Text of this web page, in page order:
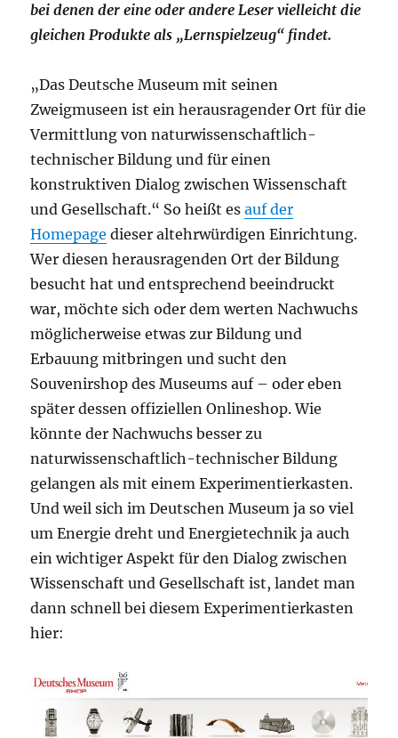
bei denen der eine oder andere Leser vielleicht die
gleichen Produkte als „Lernspielzeug“ findet.
„Das Deutsche Museum mit seinen
Zweigmuseen ist ein herausragender Ort für die
Vermittlung von naturwissenschaftlich-
technischer Bildung und für einen
konstruktiven Dialog zwischen Wissenschaft
und Gesellschaft.“ So heißt esauf der
Homepage dieser altehrwürdigen Einrichtung.
Wer diesen herausragenden Ort der Bildung
besucht hat und entsprechend beeindruckt
war, möchte sich oder dem werten Nachwuchs
möglicherweise etwas zur Bildung und
Erbauung mitbringen und sucht den
Souvenirshop des Museums auf – oder eben
später dessen offiziellen Onlineshop. Wie
könnte der Nachwuchs besser zu
naturwissenschaftlich-technischer Bildung
gelangen als mit einem Experimentierkasten.
Und weil sich im Deutschen Museum ja so viel
um Energie dreht und Energietechnik ja auch
ein wichtiger Aspekt für den Dialog zwischen
Wissenschaft und Gesellschaft ist, landet man
dann schnell bei diesem Experimentierkasten
hier: